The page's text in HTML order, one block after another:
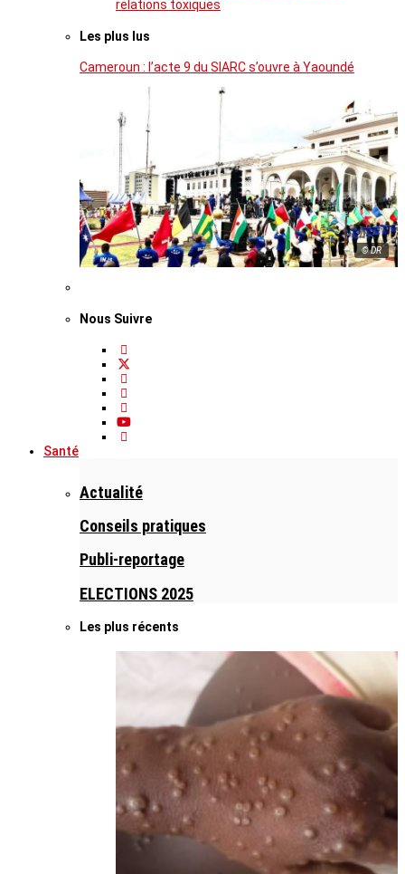
relations toxiques
Les plus lus
Cameroun : l’acte 9 du SIARC s’ouvre à Yaoundé
© DR
Nous Suivre
Santé
Actualité
Conseils pratiques
Publi-reportage
ELECTIONS 2025
Les plus récents